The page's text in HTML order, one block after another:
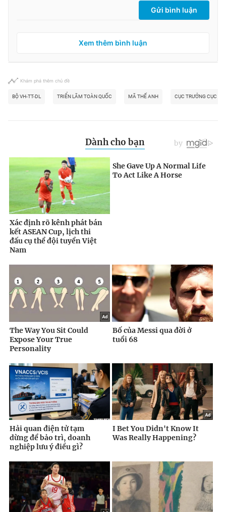
Gửi bình luận
Xem thêm bình luận
Khám phá thêm chủ đề
BỘ VH-TT-DL TRIỂN LÃM TOÀN QUỐC MÃ THẾ ANH CỤC TRƯỞNG CỤC